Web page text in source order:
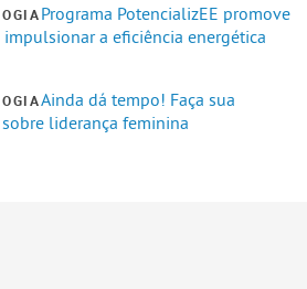
Programa PotencializEE promove
a eficiência energética
Ainda dá tempo! Faça sua
liderança feminina